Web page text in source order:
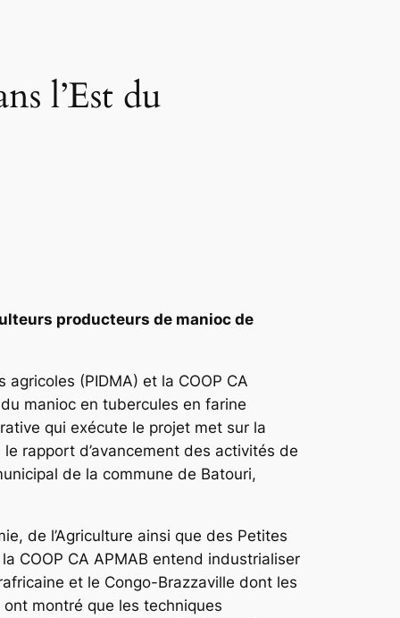
l’Est du
producteurs de manioc de
(PIDMA) et la COOP CA
manioc en tubercules en farine
qui exécute le projet met sur la
rapport d’avancement des activités de
de la commune de Batouri,
de l’Agriculture ainsi que des Petites
COOP CA APMAB entend industrialiser
et le Congo-Brazzaville dont les
montré que les techniques